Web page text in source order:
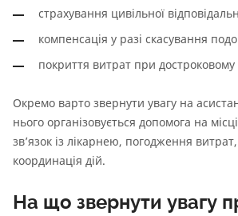
страхування цивільної
компенсація у разі скасування
покриття витрат при
Окремо варто звернути увагу на
нього організовується допомога на
зв’язок із лікарнею, погодження витрат,
координація дій.
На що звернути увагу